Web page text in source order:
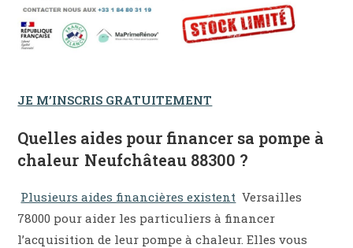
JE M’INSCRIS GRATUITEMENT
Quelles aides pour financer sa pompe à
chaleur Neufchâteau 88300 ?
Plusieurs aides financières existent Versailles
78000 pour aider les particuliers à financer
l’acquisition de leur pompe à chaleur. Elles vous